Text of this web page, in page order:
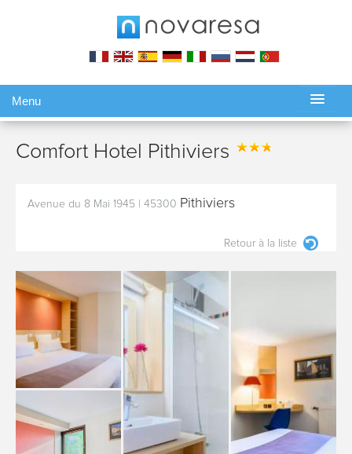
Menu
Comfort Hotel Pithiviers
Avenue du 8 Mai 1945 45300 Pithiviers
Retour à la liste